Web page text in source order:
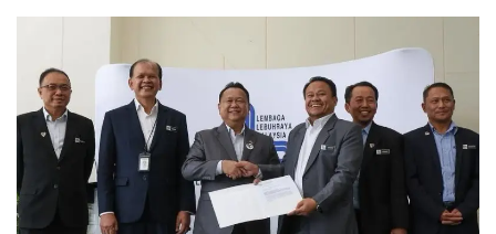
d
a
n